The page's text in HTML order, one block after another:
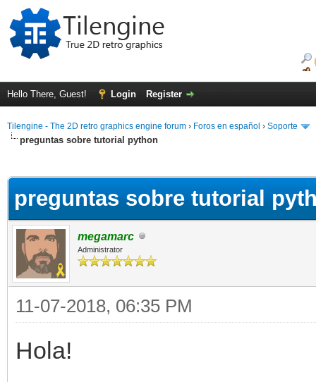
Hello There, Guest! Login Register
Tilengine - The 2D retro graphics engine forum › Foros en español › Soporte
preguntas sobre tutorial python
preguntas sobre tutorial
megamarc
Administrator
11-07-2018, 06:35 PM
Hola!